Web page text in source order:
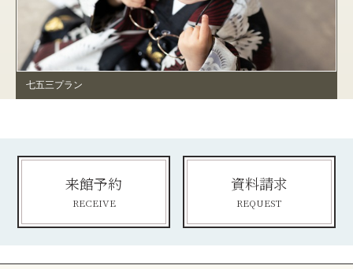
七五三プラン
来館予約
RECEIVE
資料請求
REQUEST